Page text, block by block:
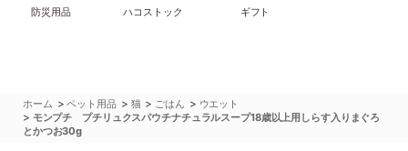
防災用品 ハコストック ギフト
ホーム >ペット用品 > 猫 > ごはん > ウエット
> モンプチ プチリュクスパウチナチュラルスープ18歳以上用しらす入りまぐろ
とかつお30g